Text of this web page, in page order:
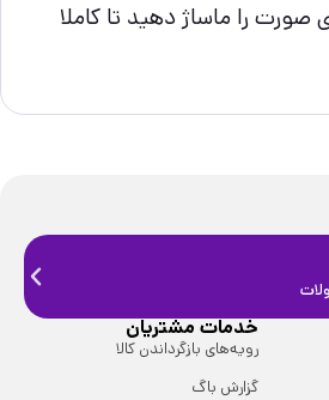
صورت را ماساژ دهید تا کاملا
خدمات مشتریان
رویه‌های بازگرداندن کالا
گزارش باگ